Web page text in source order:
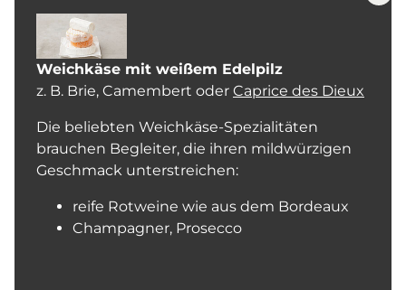
Weichkäse mit weißem Edelpilz
z. B. Brie, Camembert oder Caprice des Dieux
Die beliebten Weichkäse-Spezialitäten
brauchen Begleiter, die ihren mildwürzigen
Geschmack unterstreichen:
reife Rotweine wie aus dem Bordeaux
Champagner, Prosecco